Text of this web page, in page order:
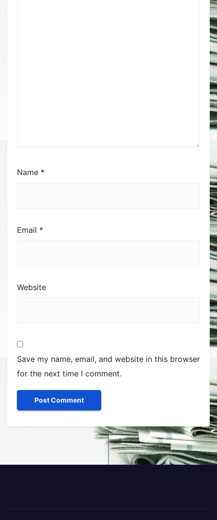
Name *
Email *
Website
Save my name, email, and website in this browser
for the next time I comment.